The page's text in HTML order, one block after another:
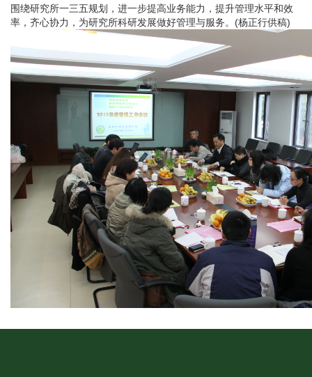
围绕研究所一三五规划，进一步提高业务能力，提升管理水平和效
率，齐心协力，为研究所科研发展做好管理与服务。(杨正行供稿)